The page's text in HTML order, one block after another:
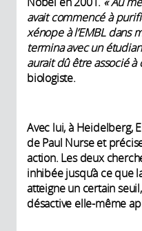
avait commencé à
xénope à l’EMBL dans
termina avec un
aurait dû être associé à
biologiste.
Avec lui, à Heidelberg,
de Paul Nurse et
action. Les deux
inhibée jusqu’à ce que
atteigne un certain
désactive elle-même